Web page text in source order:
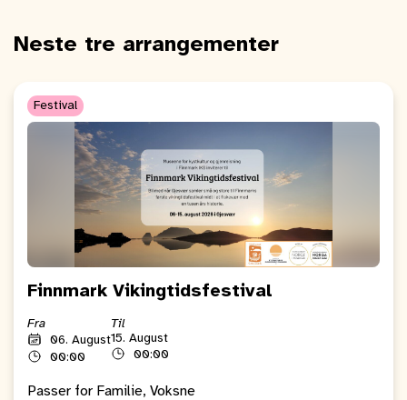
Neste tre arrangementer
Festival
Finnmark Vikingtidsfestival
Fra
06. August
00:00
Til
15. August
00:00
Passer for Familie, Voksne